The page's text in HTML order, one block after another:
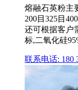
熔融石英粉主
200目325目
还可根据客户
标,二氧化硅
联系电话: 180